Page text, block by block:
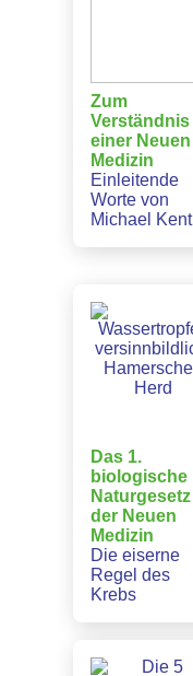
Zum
Verständnis
einer Neuen
Medizin
Einleitende
Worte von
Michael Kent
Das 1.
biologische
Naturgesetz
der Neuen
Medizin
Die eiserne
Regel des
Krebs